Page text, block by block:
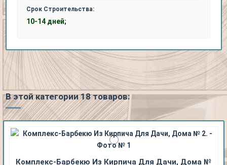
Срок Строительства:
10-14 дней;
В этой категории 18 товаров:
Комплекс-Барбекю Из Кирпича Для Дачи, Дома №